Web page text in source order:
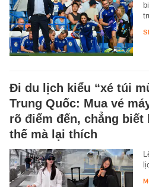
Đi du lịch kiểu “xé túi
Trung Quốc: Mua vé
rõ điểm đến, chẳng biết
thế mà lại thích